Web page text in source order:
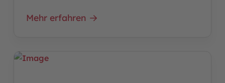
Mehr erfahren